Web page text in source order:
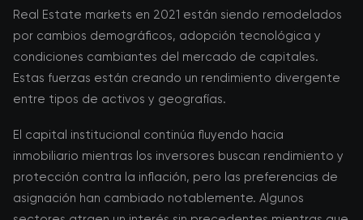
Real Estate markets en 2021 están siendo remodelados
por cambios demográficos, adopción tecnológica y
condiciones cambiantes del mercado de capitales.
Estas fuerzas están creando un rendimiento divergente
entre tipos de activos y geografías.
El capital institucional continúa fluyendo hacia
inmobiliario mientras los inversores buscan rendimiento y
protección contra la inflación, pero las preferencias de
asignación han cambiado notablemente. Algunos